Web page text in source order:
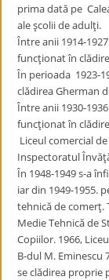
prima dată pe
ale şcolii de adulţi.
Între anii 1914-
funcţionat în
În perioada 1923-
clădirea Gherman
Între anii 1930-
funcţionat în
Liceul comercial
Inspectoratul
În 1948-1949 s-a
iar din 1949-1955.
tehnică de comerţ.
Medie Tehnică de
Copiilor. 1966,
B-dul M. Eminescu
se clădirea proprie